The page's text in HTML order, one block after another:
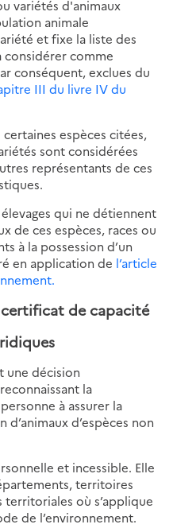
variétés d'animaux
animale
et fixe la liste des
considérer comme
conséquent, exclues du
III du livre IV du
espèces citées,
sont considérées
représentants de ces
qui ne détiennent
de ces espèces, races ou
à la possession d’un
en application de l’article
de capacité
une décision
la
à assurer la
d’espèces non
et incessible. Elle
territoires
où s’applique
de l’environnement.